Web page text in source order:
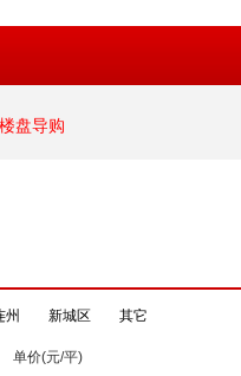
楼盘导购
州 新城区 其它
单价(元/平)